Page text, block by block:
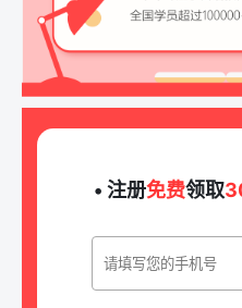
• 注册免费领取